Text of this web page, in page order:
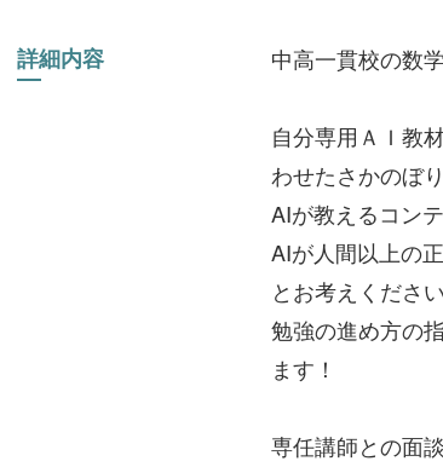
詳細内容 中高一貫校の数
自分専用ＡＩ教
わせたさかのぼ
AⅠが教えるコン
AⅠが人間以上の
とお考えください
勉強の進め方の
ます！
専任講師との面